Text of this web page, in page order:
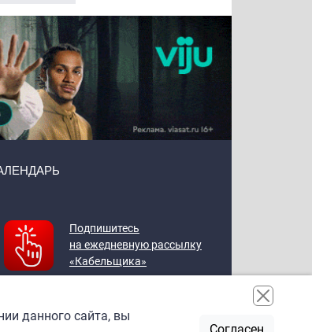
Подпишитесь
на ежедневную рассылку
«Кабельщика»
данного сайта, вы